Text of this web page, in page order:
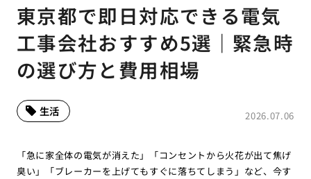
東京都で即日対応できる電気
工事会社おすすめ5選｜緊急時
の選び方と費用相場
2026.07.06
生活
「急に家全体の電気が消えた」「コンセントから火花が出て焦げ
臭い」「ブレーカーを上げてもすぐに落ちてしまう」など、今す